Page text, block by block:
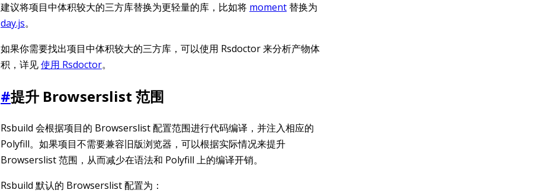
建议将项目中体积较大的三方库替换为更轻量的库，比如将 moment 替换为
day.js。
如果你需要找出项目中体积较大的三方库，可以使用 Rsdoctor 来分析产物体
积，详见使用 Rsdoctor。
#提升 Browserslist 范围
Rsbuild 会根据项目的 Browserslist 配置范围进行代码编译，并注入相应的
Polyfill。如果项目不需要兼容旧版浏览器，可以根据实际情况来提升
Browserslist 范围，从而减少在语法和 Polyfill 上的编译开销。
Rsbuild 默认的 Browserslist 配置为：